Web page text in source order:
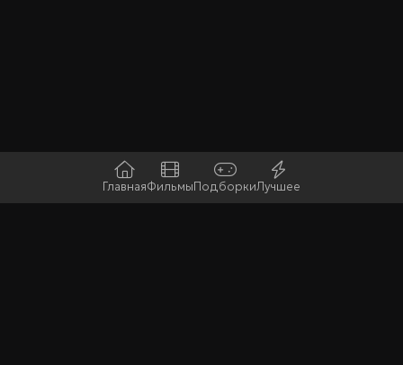
ГлавнаяФильмыПодборкиЛучшее